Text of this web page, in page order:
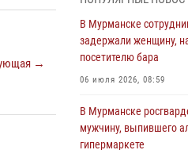
→
дебошира на
03 августа 2026, 09:12
по
В Мурманске
задержали женщину,
посетителю бара
06 июля 2026, 08:59
В Мурманске
мужчину, выпившего
гипермаркете